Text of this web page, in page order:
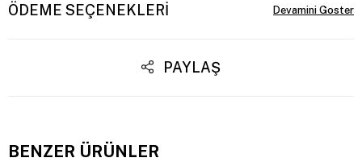
ÖDEME SEÇENEKLERI
PAYLAŞ
BENZER ÜRÜNLER